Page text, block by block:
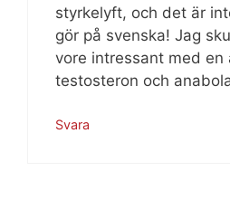
styrkelyft, och det är
gör på svenska! Jag
vore intressant med en
testosteron och
Svara